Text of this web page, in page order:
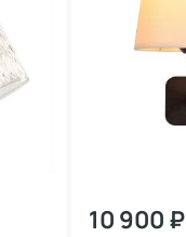
10 900 ₽